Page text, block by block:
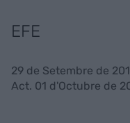
EFE
29 de Setembre de
Act. 01 d'Octubre de